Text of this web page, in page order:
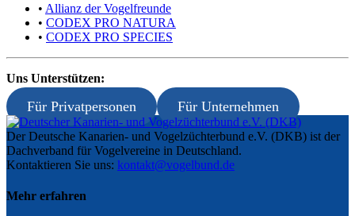
• Allianz der Vogelfreunde
• CODEX PRO NATURA
• CODEX PRO SPECIES
Uns Unterstützen:
Für Privatpersonen Für Unternehmen
Der Deutsche Kanarien- und Vogelzüchterbund e.V. (DKB) ist der
Dachverband für Vogelvereine in Deutschland.
Kontaktieren Sie uns: kontakt@vogelbund.de
Mehr erfahren